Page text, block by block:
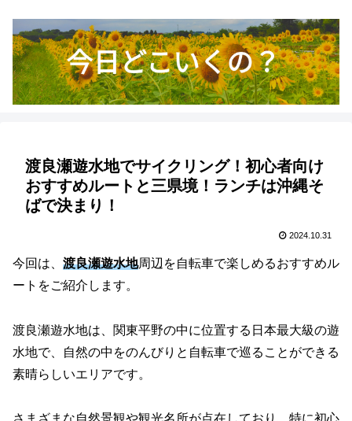
渡良瀬遊水地でサイクリング！初心者向け
おすすめルートと三県境！ランチは沖縄そ
ばで決まり！
2024.10.31
今回は、 渡良瀬遊水地周辺を自転車で楽しめるおすすめル
ートをご紹介します。
渡良瀬遊水地は、関東平野の中に位置する日本最大級の遊
水地で、自然の中をのんびりと自転車で巡ることができる
素晴らしいエリアです。